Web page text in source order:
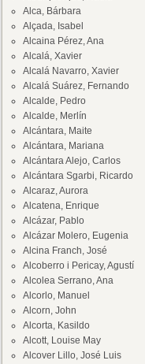
Alca, Bárbara
Alçada, Isabel
Alcaina Pérez, Ana
Alcalá, Xavier
Alcalá Navarro, Xavier
Alcalá Suárez, Fernando
Alcalde, Pedro
Alcalde, Merlín
Alcántara, Maite
Alcántara, Mariana
Alcántara Alejo, Carlos
Alcántara Sgarbi, Ricardo
Alcaraz, Aurora
Alcatena, Enrique
Alcázar, Pablo
Alcázar Molero, Eugenia
Alcina Franch, José
Alcoberro i Pericay, Agustí
Alcolea Serrano, Ana
Alcorlo, Manuel
Alcorn, John
Alcorta, Kasildo
Alcott, Louise May
Alcover Lillo, José Luis